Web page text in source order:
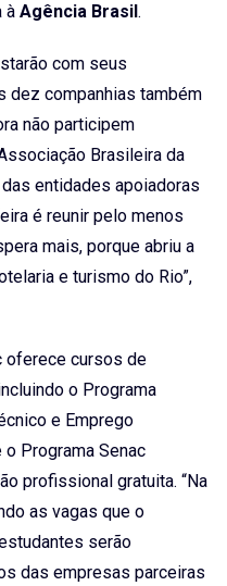
à Agência Brasil .
com seus
dez companhias também
não participem
Brasileira da
entidades apoiadoras
é reunir pelo menos
mais, porque abriu a
e turismo do Rio”,
oferece cursos de
o Programa
e Emprego
Programa Senac
profissional gratuita. “Na
as vagas que o
serão
das empresas parceiras